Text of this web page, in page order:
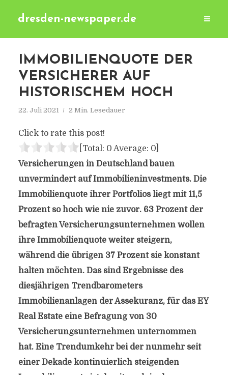
dresden-newspaper.de
IMMOBILIENQUOTE DER
VERSICHERER AUF
HISTORISCHEM HOCH
22. Juli 2021 2 Min. Lesedauer
Click to rate this post!
[Total: 0 Average: 0]
Versicherungen in Deutschland bauen
unvermindert auf Immobilieninvestments. Die
Immobilienquote ihrer Portfolios liegt mit 11,5
Prozent so hoch wie nie zuvor. 63 Prozent der
befragten Versicherungsunternehmen wollen
ihre Immobilienquote weiter steigern,
während die übrigen 37 Prozent sie konstant
halten möchten. Das sind Ergebnisse des
diesjährigen Trendbarometers
Immobilienanlagen der Assekuranz, für das EY
Real Estate eine Befragung von 30
Versicherungsunternehmen unternommen
hat. Eine Trendumkehr bei der nunmehr seit
einer Dekade kontinuierlich steigenden